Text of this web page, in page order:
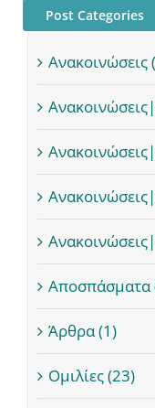
Post Categories
Ανακοινώσεις
Αποσπάσματα
Άρθρα (1)
Ομιλίες (23)